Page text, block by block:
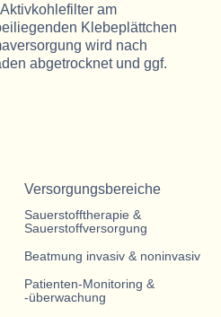
am
Klebeplättchen
wird nach
abgetrocknet und ggf.
Versorgungsbereiche
Sauerstofftherapie &
Sauerstoffversorgung
Beatmung invasiv & noninvasiv
Patienten-Monitoring &
-überwachung